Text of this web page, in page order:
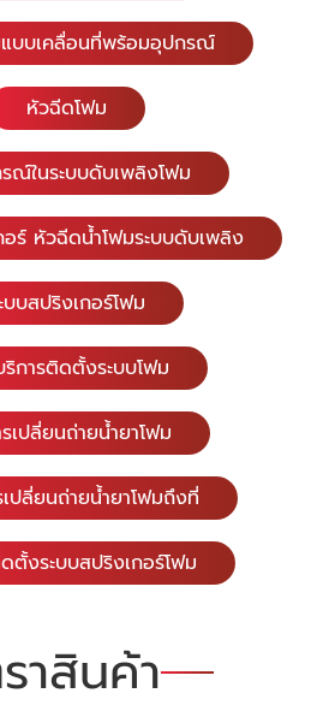
แบบเคลื่อนที่พร้อมอุปกรณ์
หัวฉีดโฟม
ณ์ในระบบดับเพลิงโฟม
ร์ หัวฉีดน้ำโฟมระบบดับเพลิง
บบสปริงเกอร์โฟม
ริการติดตั้งระบบโฟม
เปลี่ยนถ่ายน้ำยาโฟม
เปลี่ยนถ่ายน้ำยาโฟมถึงที่
ตั้งระบบสปริงเกอร์โฟม
าสินค้า